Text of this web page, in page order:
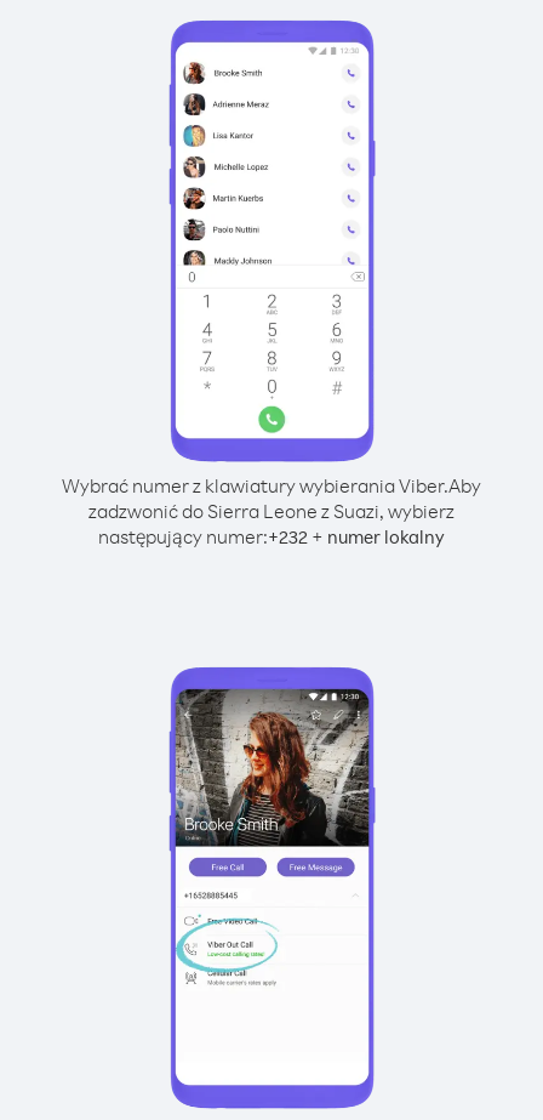
Wybrać numer z klawiatury wybierania Viber.Aby
zadzwonić do Sierra Leone z Suazi, wybierz
następujący numer:+232 + numer lokalny